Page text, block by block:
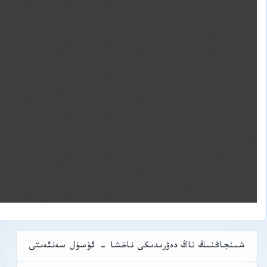
شىنجاڭنىڭ تاڭ دەۋرىدىكى ناخشا - ئۇسۇل سەنئەىتى